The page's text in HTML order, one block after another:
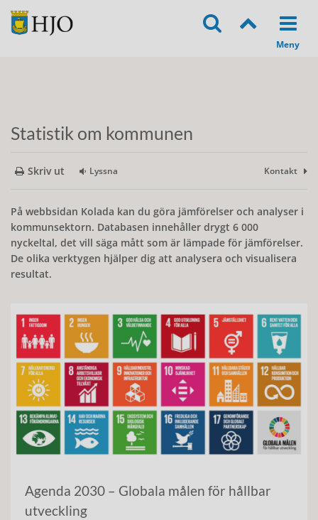
Statistik om kommunen
Skriv ut Lyssna Kontakt
På webbsidan Kolada kan du göra jämförelser och analyser i
kommunsektorn. Databasen innehåller drygt 6 000
nyckeltal, det vill säga mått som är lämpade för jämförelser.
De olika verktygen hjälper dig att analysera och visualisera
resultat.
Agenda 2030 – Globala målen för hållbar
utveckling